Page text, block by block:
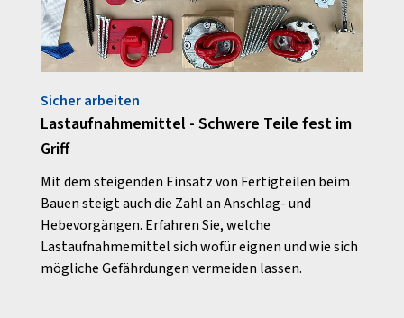
Sicher arbeiten
Lastaufnahmemittel - Schwere Teile fest im
Griff
Mit dem steigenden Einsatz von Fertigteilen beim
Bauen steigt auch die Zahl an Anschlag- und
Hebevorgängen. Erfahren Sie, welche
Lastaufnahmemittel sich wofür eignen und wie sich
mögliche Gefährdungen vermeiden lassen.